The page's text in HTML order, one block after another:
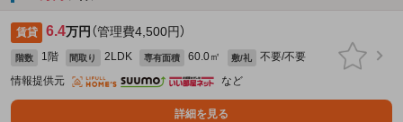
賃貸 6.4万円 （管理費4,500円）
階数 1階 間取り 2LDK 専有面積 60.0㎡ 敷/礼
不要/不要
情報提供元
など
詳細を見る